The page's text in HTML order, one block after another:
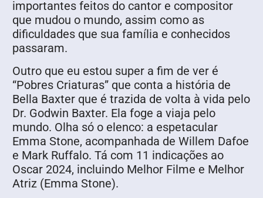
importantes feitos do cantor e compositor
que mudou o mundo, assim como as
dificuldades que sua família e conhecidos
passaram.
Outro que eu estou super a fim de ver é
“Pobres Criaturas” que conta a história de
Bella Baxter que é trazida de volta à vida pelo
Dr. Godwin Baxter. Ela foge a viaja pelo
mundo. Olha só o elenco: a espetacular
Emma Stone, acompanhada de Willem Dafoe
e Mark Ruffalo. Tá com 11 indicações ao
Oscar 2024, incluindo Melhor Filme e Melhor
Atriz (Emma Stone).